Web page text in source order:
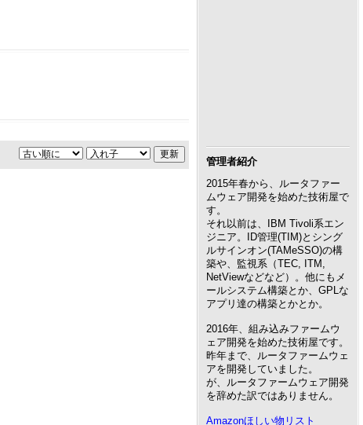
管理者紹介
2015年春から、ルータファー
ムウェア開発を始めた技術屋で
す。
それ以前は、IBM Tivoli系エン
ジニア。ID管理(TIM)とシング
ルサインオン(TAMeSSO)の構
築や、監視系（TEC, ITM,
NetViewなどなど）。他にもメ
ールシステム構築とか、GPLな
アプリ達の構築とかとか。
2016年、組み込みファームウ
ェア開発を始めた技術屋です。
昨年まで、ルータファームウェ
アを開発していました。
が、ルータファームウェア開発
を辞めた訳ではありません。
Amazonほしい物リスト